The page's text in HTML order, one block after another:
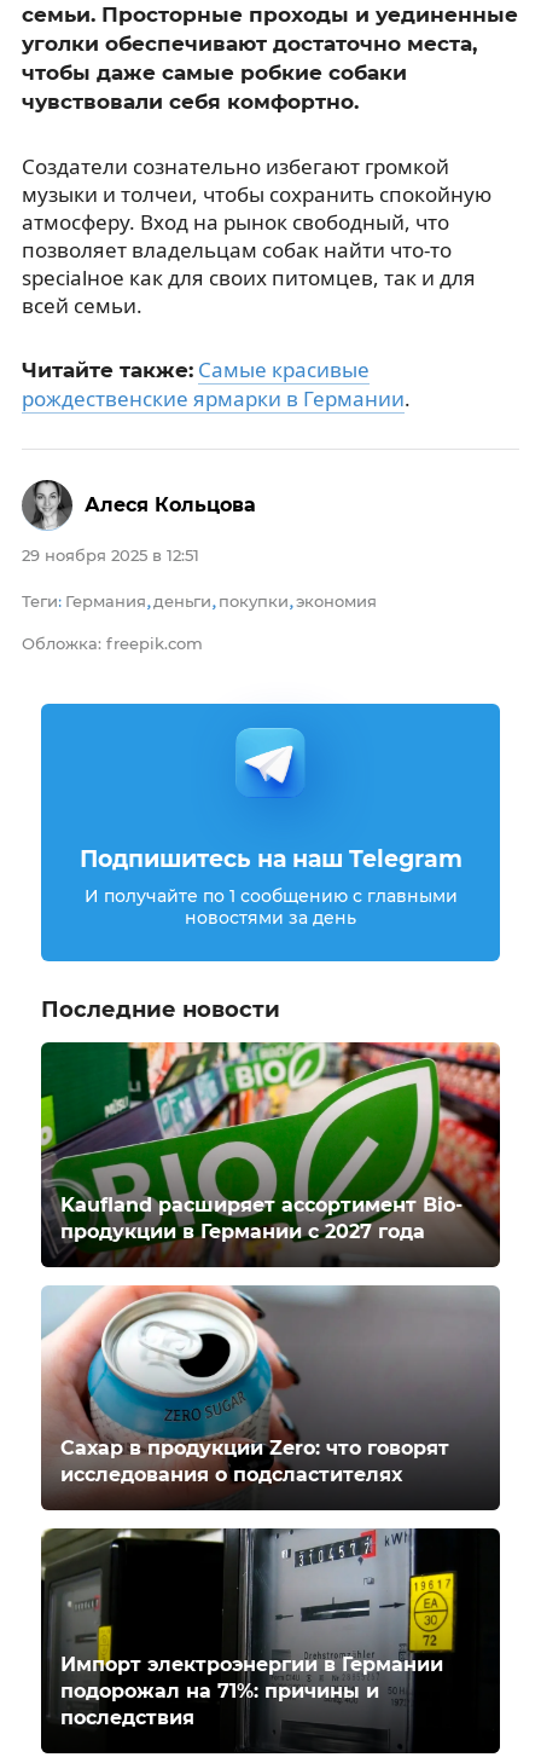
семьи. Просторные проходы и уединенные
уголки обеспечивают достаточно места,
чтобы даже самые робкие собаки
чувствовали себя комфортно.
Создатели сознательно избегают громкой
музыки и толчеи, чтобы сохранить спокойную
атмосферу. Вход на рынок свободный, что
позволяет владельцам собак найти что-то
specialное как для своих питомцев, так и для
всей семьи.
Читайте также: Самые красивые
рождественские ярмарки в Германии.
29 ноября 2025 в 12:51
Теги: Германия, деньги, покупки,экономия
Обложка: freepik.com
Алеся Кольцова
Подпишитесь на наш Telegram
И получайте по 1 сообщению с главными
новостями за день
Последние новости
Kaufland расширяет ассортимент Bio-
продукции в Германии с 2027 года
Сахар в продукции Zero: что говорят
исследования о подсластителях
Импорт электроэнергии в Германии
подорожал на 71%: причины и
последствия